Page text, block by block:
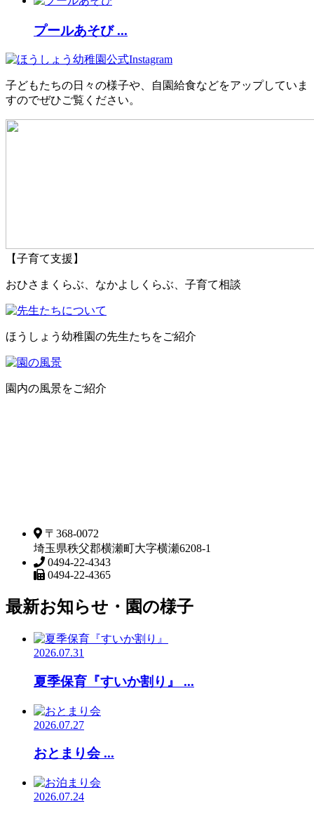
プールあそび ...
子どもたちの日々の様子や、自園給食などをアップしていま
すのでぜひご覧ください。
【子育て支援】
おひさまくらぶ、なかよしくらぶ、子育て相談
ほうしょう幼稚園の先生たちをご紹介
園内の風景をご紹介
〒368-0072
埼玉県秩父郡横瀬町大字横瀬6208-1
0494-22-4343
0494-22-4365
最新お知らせ・園の様子
2026.07.31
夏季保育『すいか割り』 ...
2026.07.27
おとまり会 ...
2026.07.24